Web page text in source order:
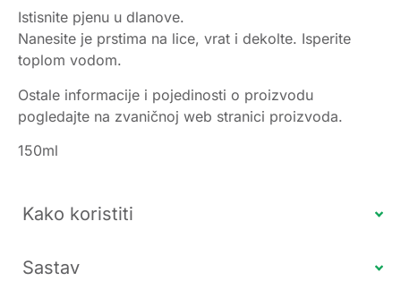
Istisnite pjenu u dlanove.
Nanesite je prstima na lice, vrat i dekolte. Isperite
toplom vodom.
Ostale informacije i pojedinosti o proizvodu
pogledajte na zvaničnoj web stranici proizvoda.
150ml
Kako koristiti
Sastav